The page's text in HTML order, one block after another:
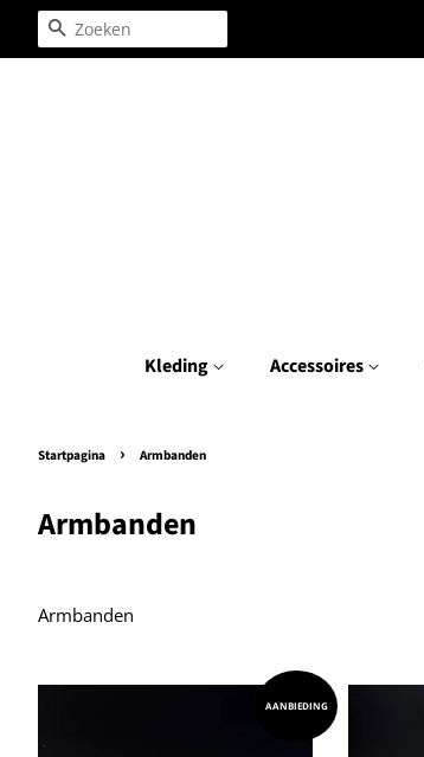
Zoeken
Kleding Accessoires
Startpagina › Armbanden
Armbanden
Armbanden
AANBIEDING